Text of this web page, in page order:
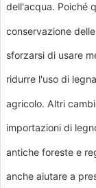
dell'acqua. Poiché
conservazione
sforzarsi di usare
ridurre l'uso di
agricolo. Altri
importazioni di
antiche foreste e
anche aiutare a